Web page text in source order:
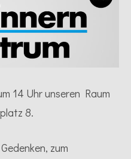
14 Uhr unseren Raum
8.
zum